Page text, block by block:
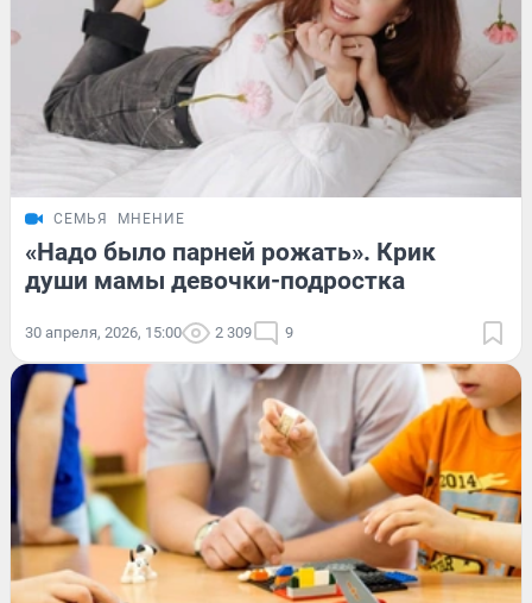
СЕМЬЯ МНЕНИЕ
«Надо было парней рожать». Крик
души мамы девочки-подростка
30 апреля, 2026, 15:00 2 309 9